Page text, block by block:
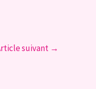
suivant →